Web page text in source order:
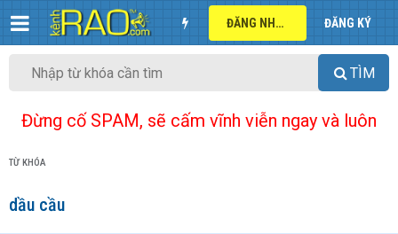
ĐĂNG NHẬP ĐĂNG KÝ
TÌM
Đừng cố SPAM, sẽ cấm vĩnh viễn ngay và luôn
TỪ KHÓA
dầu cầu